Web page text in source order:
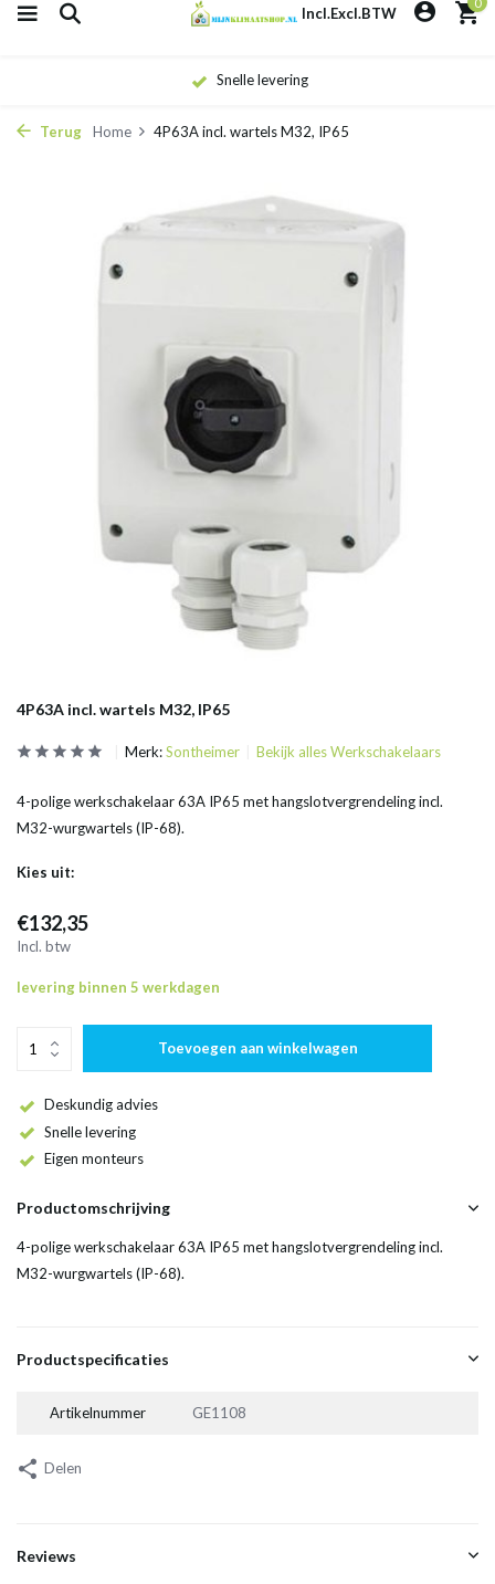
Incl.Excl.BTW
Snelle levering
Terug Home 4P63A incl. wartels M32, IP65
4P63A incl. wartels M32, IP65
Merk:Sontheimer Bekijk alles Werkschakelaars
4-polige werkschakelaar 63A IP65 met hangslotvergrendeling incl.
M32-wurgwartels (IP-68).
Kies uit:
€132,35
Incl. btw
levering binnen 5 werkdagen
Toevoegen aan winkelwagen
Deskundig advies
Snelle levering
Eigen monteurs
Productomschrijving
4-polige werkschakelaar 63A IP65 met hangslotvergrendeling incl.
M32-wurgwartels (IP-68).
Productspecificaties
Artikelnummer GE1108
Delen
Reviews